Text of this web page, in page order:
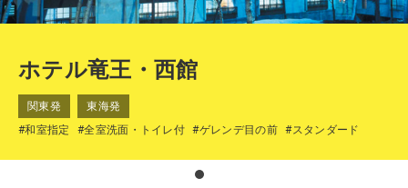
ホテル竜王・西館
関東発
東海発
#和室指定
#全室洗面・トイレ付 #ゲレンデ目の前 #スタンダード